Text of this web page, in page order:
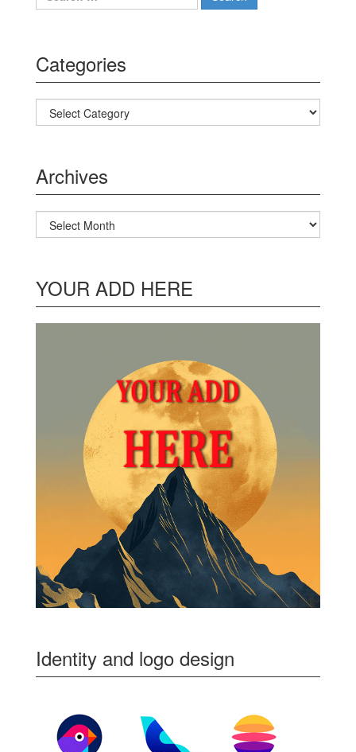
Categories
Categories
Archives
Archives
YOUR ADD HERE
Identity and logo design